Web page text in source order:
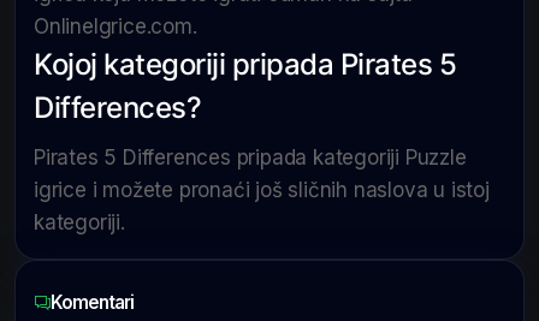
OnlineIgrice.com.
Kojoj kategoriji pripada Pirates 5
Differences?
Pirates 5 Differences pripada kategoriji Puzzle
igrice i možete pronaći još sličnih naslova u istoj
kategoriji.
Komentari